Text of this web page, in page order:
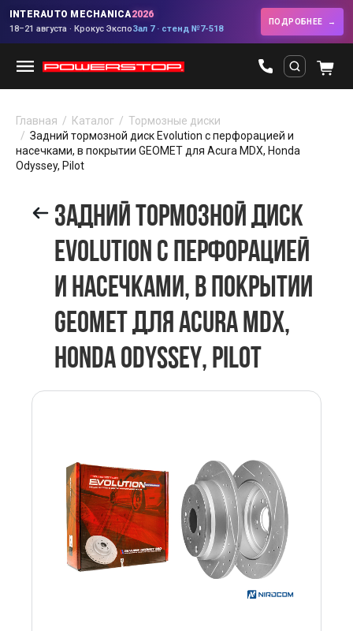
INTERAUTO MECHANICA2026
18–21 августа · Крокус ЭкспоЗал 7 · стенд №7-518
ПОДРОБНЕЕ
Главная Каталог
Тормозные диски
Задний тормозной диск Evolution с перфорацией и
насечками, в покрытии GEOMET для Acura MDX, Honda
Odyssey, Pilot
ЗАДНИЙ ТОРМОЗНОЙ ДИСК
EVOLUTION С ПЕРФОРАЦИЕЙ
И НАСЕЧКАМИ, В ПОКРЫТИИ
GEOMET ДЛЯ ACURA MDX,
HONDA ODYSSEY, PILOT